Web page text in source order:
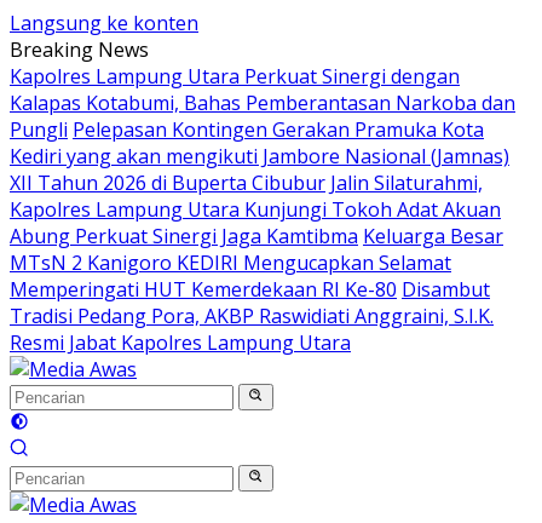
Langsung ke konten
Breaking News
Kapolres Lampung Utara Perkuat Sinergi dengan
Kalapas Kotabumi, Bahas Pemberantasan Narkoba dan
Pungli Pelepasan Kontingen Gerakan Pramuka Kota
Kediri yang akan mengikuti Jambore Nasional (Jamnas)
XII Tahun 2026 di Buperta Cibubur Jalin Silaturahmi,
Kapolres Lampung Utara Kunjungi Tokoh Adat Akuan
Abung Perkuat Sinergi Jaga Kamtibma Keluarga Besar
MTsN 2 Kanigoro KEDIRI Mengucapkan Selamat
Memperingati HUT Kemerdekaan RI Ke-80 Disambut
Tradisi Pedang Pora, AKBP Raswidiati Anggraini, S.I.K.
Resmi Jabat Kapolres Lampung Utara